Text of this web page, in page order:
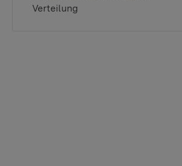
Verteilung